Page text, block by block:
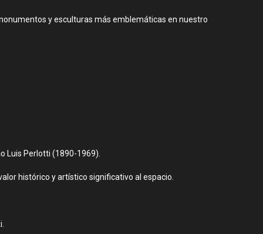
y esculturas más emblemáticas en nuestro
Luis Perlotti (1890-1969).
histórico y artístico significativo al espacio.